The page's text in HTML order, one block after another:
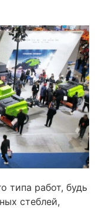
типа работ, будь
стеблей,